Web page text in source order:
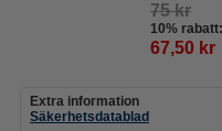
75 kr
10% rabatt:
67,50 kr
Extra information
Säkerhetsdatablad